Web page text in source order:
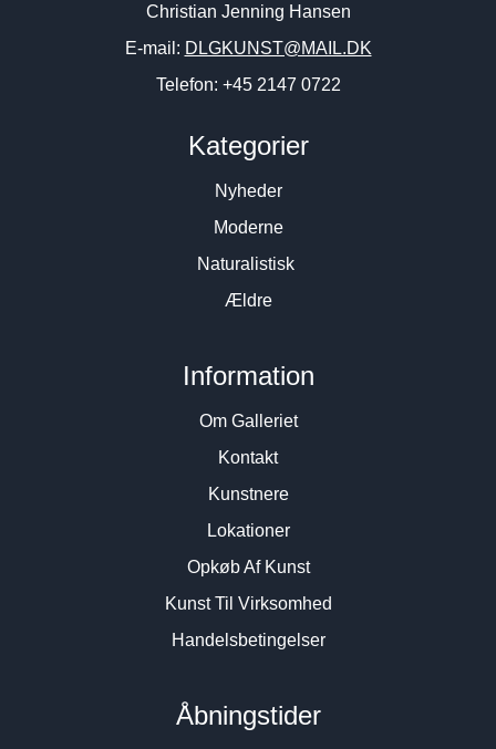
Christian Jenning Hansen
E-mail: DLGKUNST@MAIL.DK
Telefon: +45 2147 0722
Kategorier
Nyheder
Moderne
Naturalistisk
Ældre
Information
Om Galleriet
Kontakt
Kunstnere
Lokationer
Opkøb Af Kunst
Kunst Til Virksomhed
Handelsbetingelser
Åbningstider